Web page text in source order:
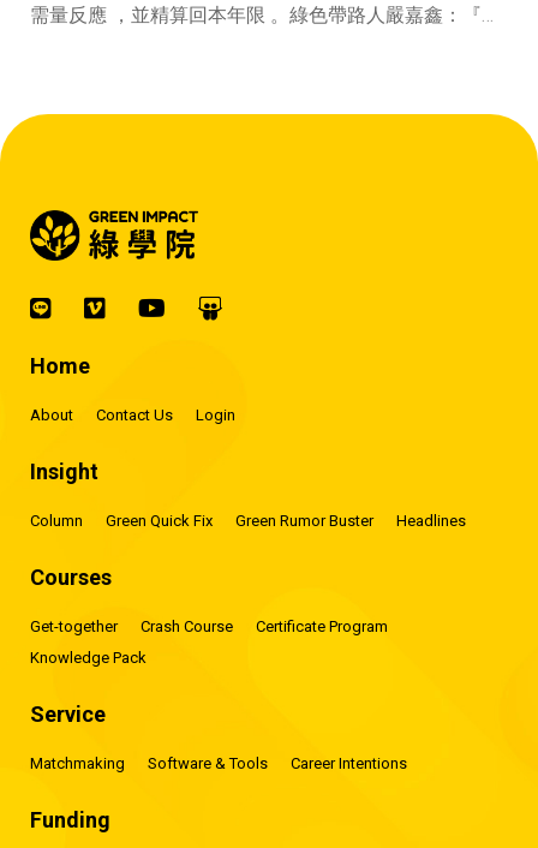
需量反應 ，並精算回本年限 。綠色帶路人嚴嘉鑫：『會
Home
About Contact Us Login
Insight
Column Green Quick Fix Green Rumor Buster Headlines
Courses
Get-together Crash Course
Certificate Program
Knowledge Pack
Service
Matchmaking Software & Tools Career Intentions
Funding